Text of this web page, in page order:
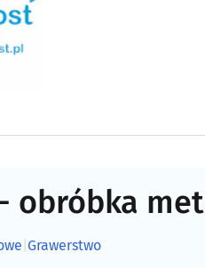
obróbka
Grawerstwo